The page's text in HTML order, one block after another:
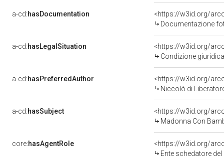
a-cd:hasDocumentation
Documentazione
a-cd:hasLegalSituation
Condizione
a-cd:hasPreferredAuthor
<https://w3id.org/
Niccolò di
a-cd:hasSubject
<https://w3id.org/
Madonna Con
core:hasAgentRole
<https://w3id.org/
Ente schedatore del bene